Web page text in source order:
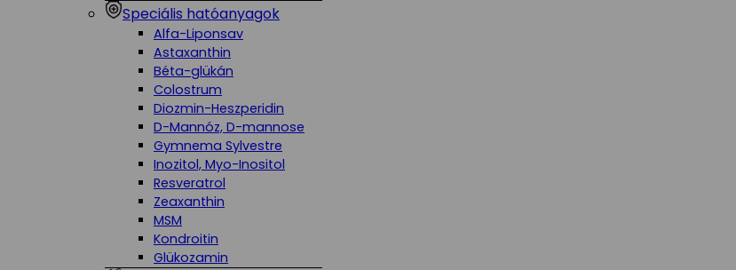
Speciális hatóanyagok
Alfa-Liponsav
Astaxanthin
Béta-glükán
Colostrum
Diozmin-Heszperidin
D-Mannóz, D-mannose
Gymnema Sylvestre
Inozitol, Myo-Inositol
Resveratrol
Zeaxanthin
MSM
Kondroitin
Glükozamin